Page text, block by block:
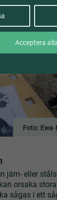
Acceptera alla
Foto:
järn- eller
orsaka
sågas i ett